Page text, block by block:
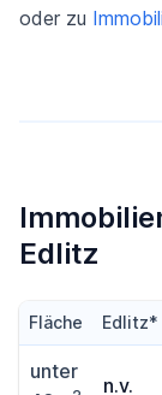
oder zu
Edlitz
Fläche Edlitz*
unter
n.v.